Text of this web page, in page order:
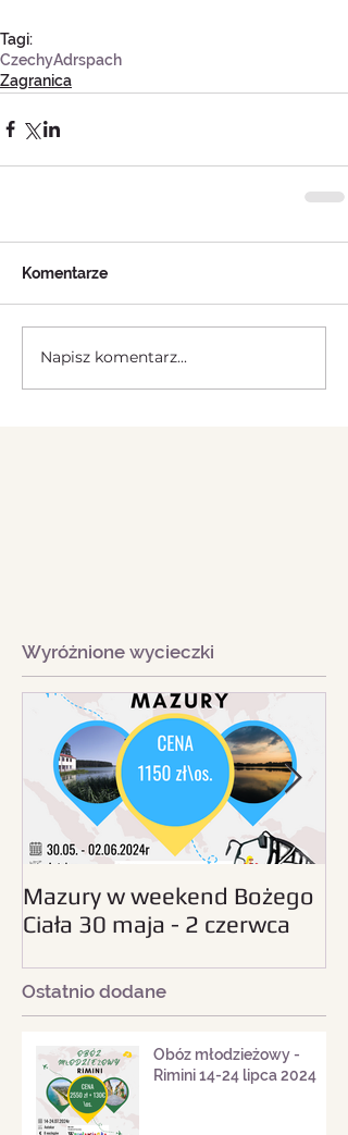
Tagi:
CzechyAdrspach
Zagranica
Komentarze
Napisz komentarz...
Wyróżnione wycieczki
Mazury w weekend Bożego
Ciała 30 maja - 2 czerwca
Ostatnio dodane
Obóz młodzieżowy -
Rimini 14-24 lipca 2024